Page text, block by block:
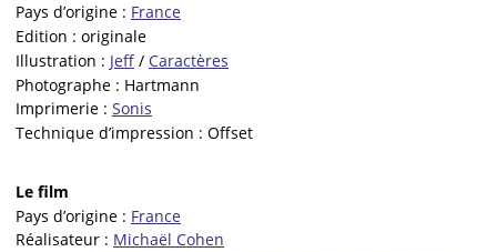
Pays d’origine : France
Edition : originale
Illustration : Jeff / Caractères
Photographe : Hartmann
Imprimerie : Sonis
Technique d’impression : Offset
Le film
Pays d’origine : France
Réalisateur : Michaël Cohen